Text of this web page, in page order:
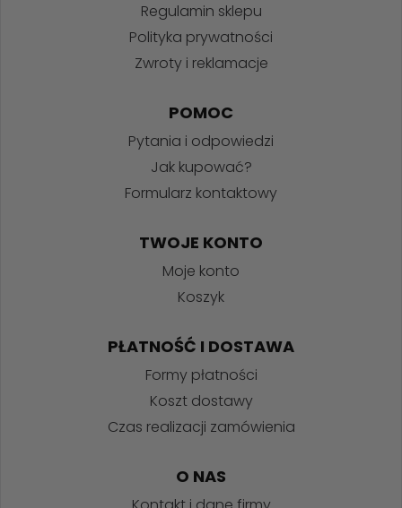
Regulamin sklepu
Polityka prywatności
Zwroty i reklamacje
POMOC
Pytania i odpowiedzi
Jak kupować?
Formularz kontaktowy
TWOJE KONTO
Moje konto
Koszyk
PŁATNOŚĆ I DOSTAWA
Formy płatności
Koszt dostawy
Czas realizacji zamówienia
O NAS